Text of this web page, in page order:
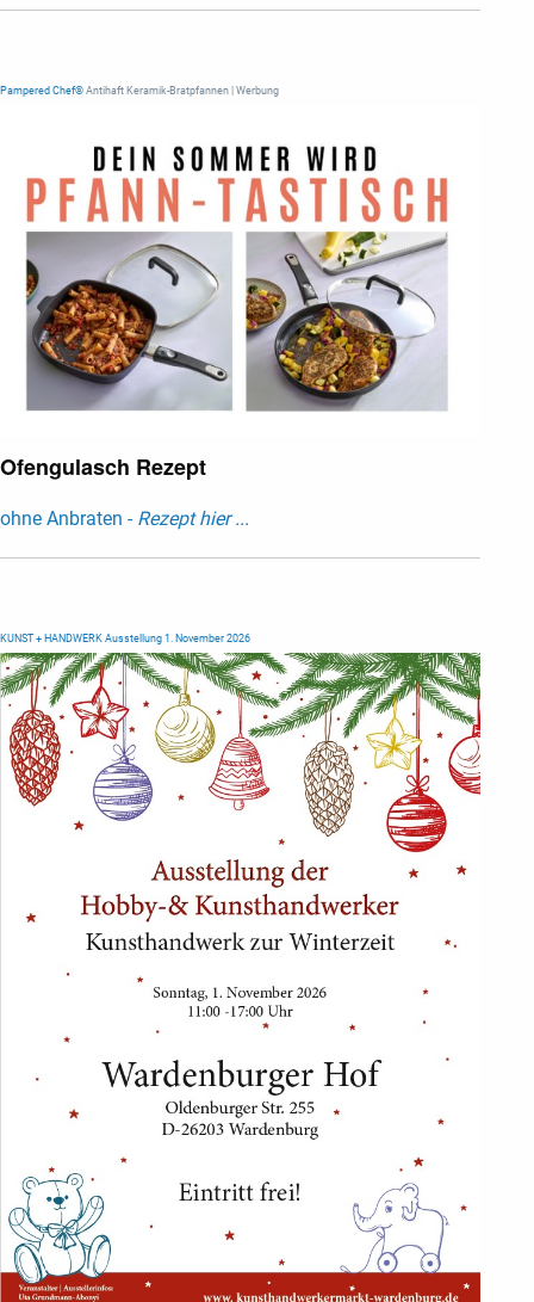
Pampered Chef® Antihaft Keramik-Bratpfannen | Werbung
Ofengulasch Rezept
ohne Anbraten - Rezept hier ...
KUNST + HANDWERK Ausstellung 1. November 2026